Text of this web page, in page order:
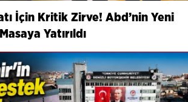
İçin Kritik Zirve! Abd’nin Yeni
Yatırıldı